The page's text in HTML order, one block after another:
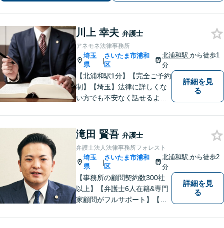
川上 幸夫 弁護士
アネモネ法律事務所
埼玉
県
|
さいたま市浦和
区
北浦和駅から徒歩1
分
【北浦和駅1分】【完全ご予約
制】【埼玉】法律に詳しくな
い方でも不安なく話せるよ
く感じがちな法律問題も、少
しずつ一緒に整理していきま
しょう。
詳細を見
る
滝田 賢吾 弁護士
弁護士法人法律事務所フォレスト
埼玉
県
|
さいたま市浦和
区
北浦和駅から徒歩2
分
【事務所の顧問契約数300社
以上】【弁護士6人在籍&専門
家顧問がフルサポート】【北
詳細を見
る